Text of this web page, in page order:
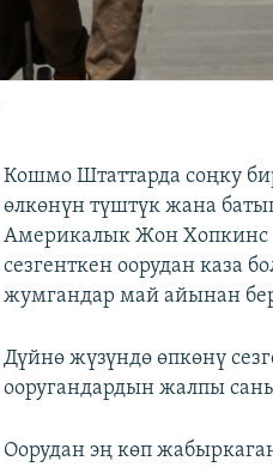
Кошмо Штаттарда соңку
өлкөнүн түштүк жана
Америкалык Жон Хопкинс
сезгенткен оорудан каза
жумгандар май айынан
Дүйнө жүзүндө өпкөнү
ооругандардын жалпы
Оорудан эң көп